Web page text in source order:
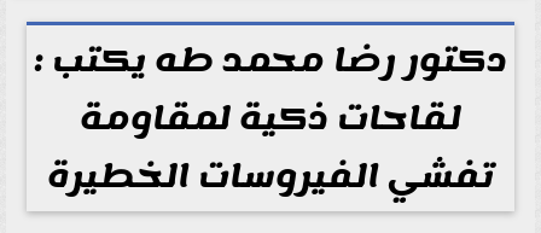
2026-05-16 20:06:28
دكتور رضا محمد طه يكتب :
لقاحات ذكية لمقاومة
تفشي الفيروسات الخطيرة